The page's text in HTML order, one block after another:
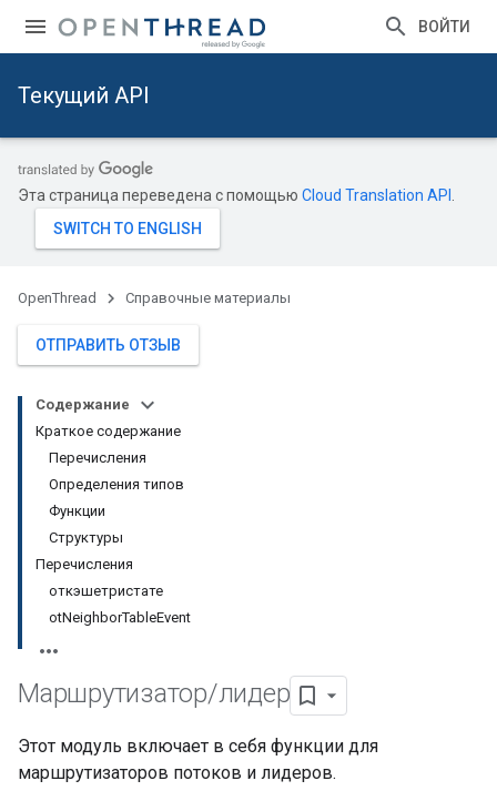
ВОЙТИ
Текущий API
Эта страница переведена с помощью Cloud Translation API
OpenThread Справочные материалы
ОТПРАВИТЬ ОТЗЫВ
Содержание
Краткое содержание
Перечисления
Определения типов
Функции
Структуры
Перечисления
откэшетристате
otNeighborTableEvent
Маршрутизатор/лидер
Этот модуль включает в себя функции для
маршрутизаторов потоков и лидеров.